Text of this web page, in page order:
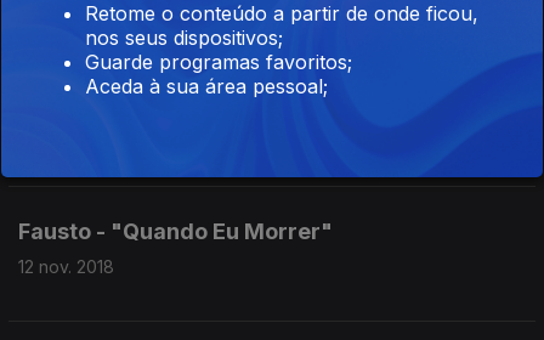
Fausto - "Rosie"
Fausto - "Quando Eu Morrer"
12 nov. 2018
Retome o conteúdo a partir de onde ficou,
nos seus dispositivos;
Guarde programas favoritos;
Aceda à sua área pessoal;